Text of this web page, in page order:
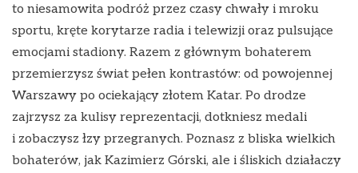
to niesamowita podróż przez czasy chwały i mroku
sportu, kręte korytarze radia i telewizji oraz pulsujące
emocjami stadiony. Razem z głównym bohaterem
przemierzysz świat pełen kontrastów: od powojennej
Warszawy po ociekający złotem Katar. Po drodze
zajrzysz za kulisy reprezentacji, dotkniesz medali
i zobaczysz łzy przegranych. Poznasz z bliska wielkich
bohaterów, jak Kazimierz Górski, ale i śliskich działaczy